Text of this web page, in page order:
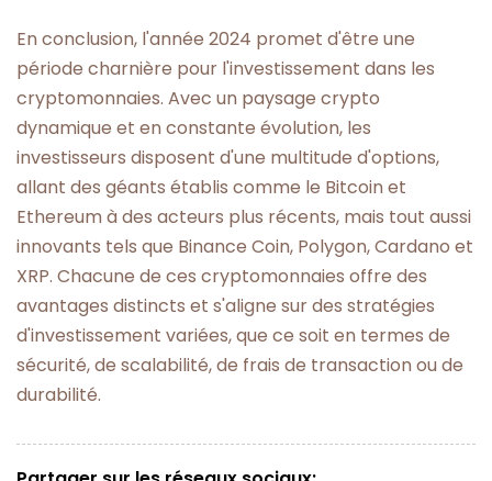
En conclusion, l'année 2024 promet d'être une
période charnière pour l'investissement dans les
cryptomonnaies. Avec un paysage crypto
dynamique et en constante évolution, les
investisseurs disposent d'une multitude d'options,
allant des géants établis comme le Bitcoin et
Ethereum à des acteurs plus récents, mais tout aussi
innovants tels que Binance Coin, Polygon, Cardano et
XRP. Chacune de ces cryptomonnaies offre des
avantages distincts et s'aligne sur des stratégies
d'investissement variées, que ce soit en termes de
sécurité, de scalabilité, de frais de transaction ou de
durabilité.